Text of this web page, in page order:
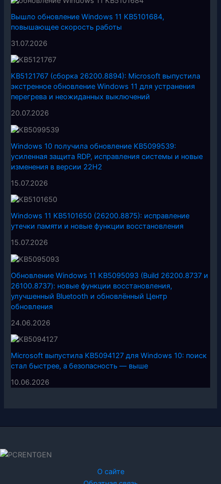
Вышло обновление Windows 11 KB5101684,
повышающее скорость работы
31.07.2026
KB5121767 (сборка 26200.8894): Microsoft выпустила
экстренное обновление Windows 11 для устранения
перегрева и неожиданных выключений
20.07.2026
Windows 10 получила обновление KB5099539:
усиленная защита RDP, исправления системы и новые
изменения в версии 22H2
15.07.2026
Windows 11 KB5101650 (26200.8875): исправление
утечки памяти и новые функции восстановления
15.07.2026
Обновление Windows 11 KB5095093 (Build 26200.8737 и
26100.8737): новые функции восстановления,
улучшенный Bluetooth и обновлённый Центр
обновления
24.06.2026
Microsoft выпустила KB5094127 для Windows 10: поиск
стал быстрее, а безопасность — выше
10.06.2026
О сайте